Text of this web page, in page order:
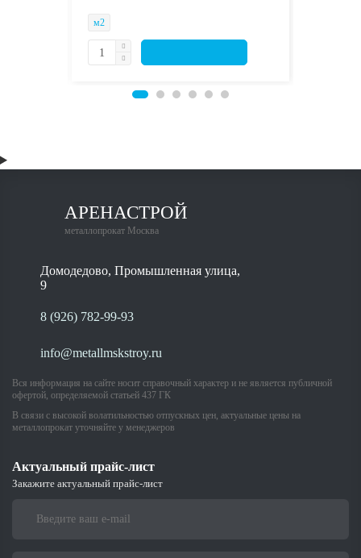
м2
АРЕНАСТРОЙ
металлопрокат Москва
Домодедово, Промышленная улица,
9
8 (926) 782-99-93
info@metallmskstroy.ru
Вся информация на сайте носит справочный характер и не является публичной
офертой, определяемой статьей 437 ГК
В связи с высокой волатильностью отпускных цен, актуальные цены на
металлопрокат уточняйте у менеджеров
Актуальный прайс-лист
Закажите актуальный прайс-лист